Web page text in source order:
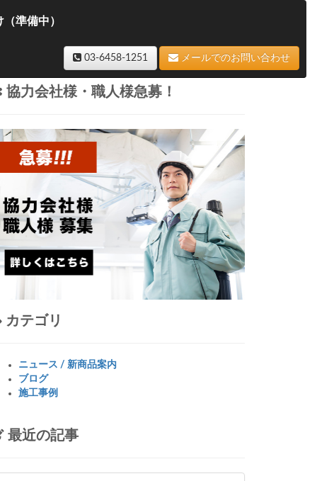
準備中）
03-6458-1251 メールでのお問い合わせ
協力会社様・職人様急募！
カテゴリ
ニュース / 新商品案内
ブログ
施工事例
最近の記事